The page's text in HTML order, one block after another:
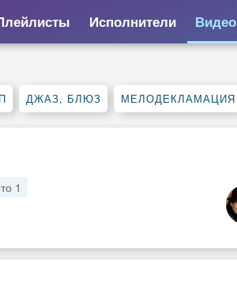
Исполнители Видео
ДЖАЗ, БЛЮЗ МЕЛОДЕКЛАМАЦИЯ
1